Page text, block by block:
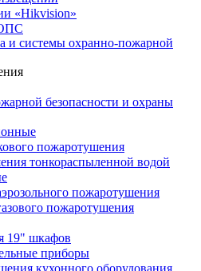
«Hikvision»
и системы охранно-пожарной
безопасности и охраны
пожаротушения
тонкораспыленной водой
пожаротушения
пожаротушения
19" шкафов
приборы
кухонного оборудования